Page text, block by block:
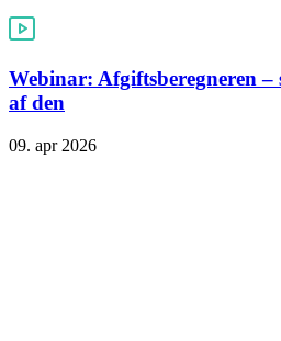
Webinar: Afgiftsberegneren –
af den
09. apr 2026